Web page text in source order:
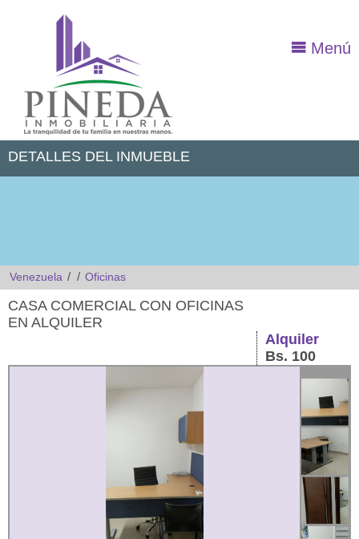
Menú
DETALLES DEL INMUEBLE
Venezuela / / Oficinas
CASA COMERCIAL CON OFICINAS
EN ALQUILER
Alquiler
Bs. 100